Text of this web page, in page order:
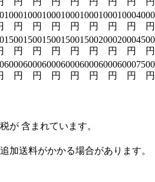
1000
円
1000
円
1000
円
1000
円
1000
円
1000
円
1000
円
4000
円
1500
円
1500
円
1500
円
1500
円
1500
円
2000
円
2000
円
4500
円
6000
円
6000
円
6000
円
6000
円
6000
円
6000
円
6000
円
7500
円
が 含まれています。
加送料がかかる場合があります。